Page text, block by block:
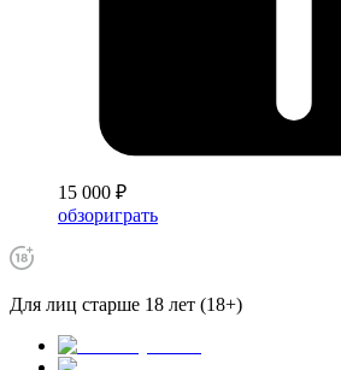
15 000 ₽
обзориграть
Для лиц старше 18 лет (18+)